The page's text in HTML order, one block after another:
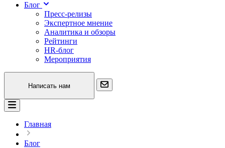
Блог
Пресс-релизы
Экспертное мнение
Аналитика и обзоры
Рейтинги
HR-блог
Мероприятия
Написать нам
Главная
Блог